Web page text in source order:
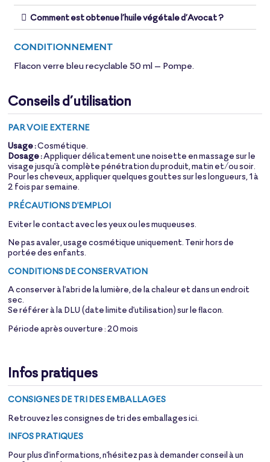
Comment est obtenue l’huile végétale d’Avocat ?
CONDITIONNEMENT
Flacon verre bleu recyclable 50 ml – Pompe.
Conseils d’utilisation
PAR VOIE EXTERNE
Usage :Cosmétique.
Dosage :Appliquer délicatement une noisette en massage sur le
visage jusqu'à complète pénétration du produit, matin et/ou soir.
Pour les cheveux, appliquer quelques gouttes sur les longueurs, 1 à
2 fois par semaine.
PRÉCAUTIONS D'EMPLOI
Eviter le contact avec les yeux ou les muqueuses.
Ne pas avaler, usage cosmétique uniquement. Tenir hors de
portée des enfants.
CONDITIONS DE CONSERVATION
A conserver à l'abri de la lumière, de la chaleur et dans un endroit
sec.
Se référer à la DLU (date limite d'utilisation) sur le flacon.
Période après ouverture : 20 mois
Infos pratiques
CONSIGNES DE TRI DES EMBALLAGES
Retrouvez les consignes de tri des emballagesici
INFOS PRATIQUES
Pour plus d'informations, n'hésitez pas à demander conseil à un